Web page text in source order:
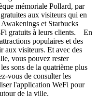
mémoriale Pollard, par
aux visiteurs qui en
et Starbucks
Fi gratuits à leurs clients. En
populaires et des
aux visiteurs. Et avec des
vous pouvez rester
sons de la quatrième plus
vous de consulter les
l'application WeFi pour
de la ville.